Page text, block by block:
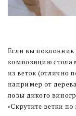
Если вы поклонник
композицию стола
из веток (отлично
например от
лозы дикого
«Скрутите ветки